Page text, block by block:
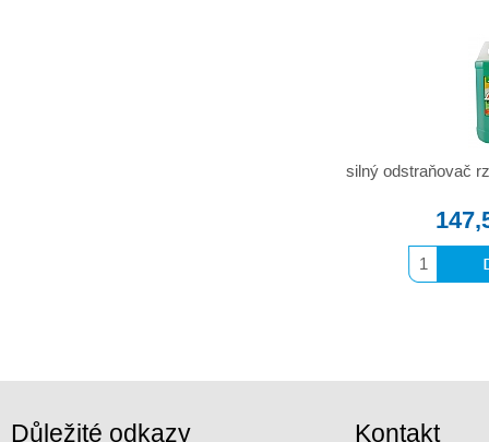
silný odstraňovač
Důležité odkazy Kontakt